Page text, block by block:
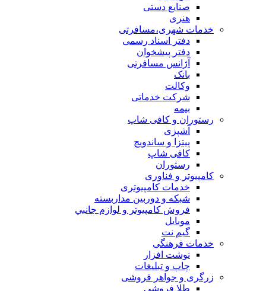
صنایع دستی
هنری
خدمات شهری،مسافرتی
دفتر اسناد رسمی
دفتر پیشخوان
آژانس مسافرتی
بانک
وکالت
شرکت خدماتی
بيمه
رستوران و کافی شاپ
آشپزی
پیتزا و ساندویچ
کافی شاپ
رستوران
کامپیوتر و فناوری
خدمات کامپیوتری
شبكه و دوربين مداربسته
فروش كامپيوتر و لوازم جانبي
موبایل
گیم نت
خدمات فرهنگی
نوشت افزار
چاپ و تبلیغات
زرگری و جواهر فروشی
طلا فروشی